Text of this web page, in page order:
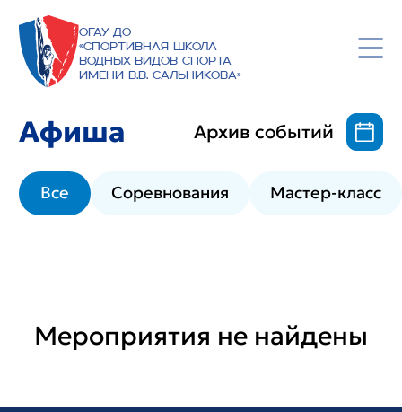
ОГАУ ДО
«Спортивная школа
водных видов спорта
имени В.В. Сальникова»
Афиша Архив событий
Все Соревнования Мастер-класс
Мероприятия не найдены